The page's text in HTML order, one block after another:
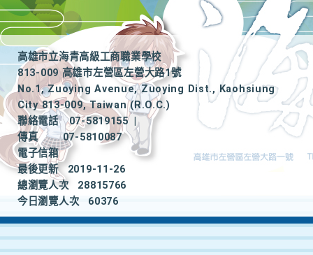
高雄市立海青高級工商職業學校
813-009 高雄市左營區左營大路1號
No.1, Zuoying Avenue, Zuoying Dist., Kaohsiung
City 813-009, Taiwan (R.O.C.)
聯絡電話
07-5819155
|
傳真
07-5810087
電子信箱
最後更新
2019-11-26
總瀏覽人次
28815766
今日瀏覽人次
60376